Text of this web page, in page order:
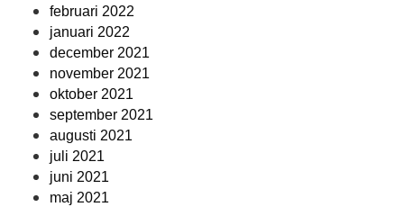
februari 2022
januari 2022
december 2021
november 2021
oktober 2021
september 2021
augusti 2021
juli 2021
juni 2021
maj 2021